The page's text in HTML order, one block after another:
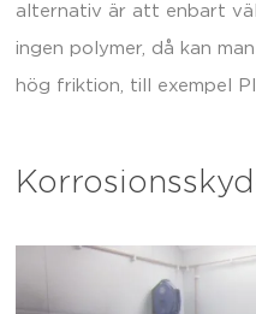
alternativ är att enbart
ingen polymer, då kan
hög friktion, till exempel